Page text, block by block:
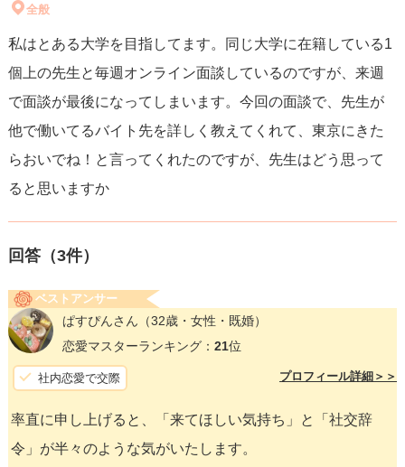
全般
私はとある大学を目指してます。同じ大学に在籍している1
個上の先生と毎週オンライン面談しているのですが、来週
で面談が最後になってしまいます。今回の面談で、先生が
他で働いてるバイト先を詳しく教えてくれて、東京にきた
らおいでね！と言ってくれたのですが、先生はどう思って
ると思いますか
回答（3件）
ベストアンサー
ぱすぴんさん （32歳・女性・既婚）
恋愛マスターランキング： 21位
社内恋愛で交際 プロフィール詳細＞＞
率直に申し上げると、「来てほしい気持ち」と「社交辞
令」が半々のような気がいたします。